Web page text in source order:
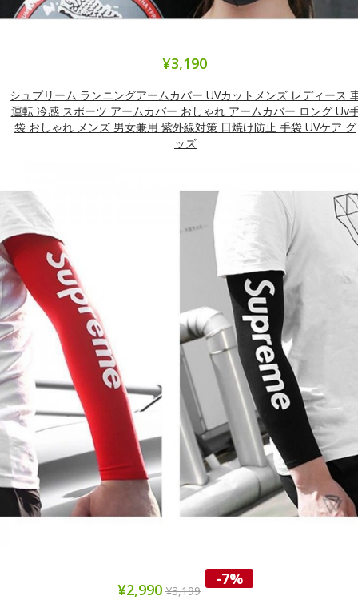
¥3,190
シュプリーム ランニングアームカバー UVカットメンズ レディース
運転 冷感 スポーツ アームカバー おしゃれ アームカバー ロング Uv
袋 おしゃれ メンズ 男女兼用 紫外線対策 日焼け防止 手袋 UVケア グ
ッズ
¥2,990 ¥3,199
-7%